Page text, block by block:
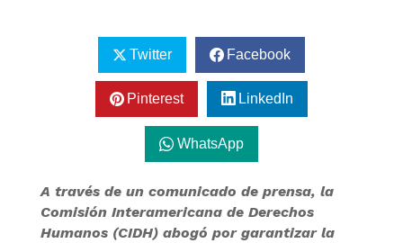
Twitter Facebook
Pinterest LinkedIn
WhatsApp
A través de un comunicado de prensa, la
Comisión Interamericana de Derechos
Humanos (CIDH) abogó por garantizar la